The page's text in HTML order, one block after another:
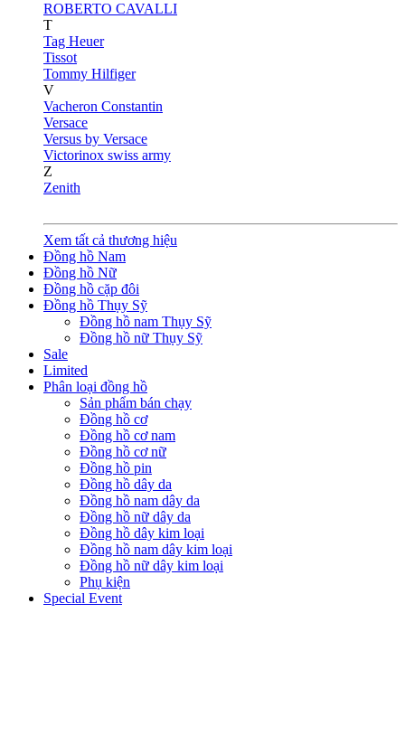
ROBERTO CAVALLI
T
Tag Heuer
Tissot
Tommy Hilfiger
V
Vacheron Constantin
Versace
Versus by Versace
Victorinox swiss army
Z
Zenith
Xem tất cả thương hiệu
Đồng hồ Nam
Đồng hồ Nữ
Đồng hồ cặp đôi
Đồng hồ Thụy Sỹ
Đồng hồ nam Thụy Sỹ
Đồng hồ nữ Thụy Sỹ
Sale
Limited
Phân loại đồng hồ
Sản phẩm bán chạy
Đồng hồ cơ
Đồng hồ cơ nam
Đồng hồ cơ nữ
Đồng hồ pin
Đồng hồ dây da
Đồng hồ nam dây da
Đồng hồ nữ dây da
Đồng hồ dây kim loại
Đồng hồ nam dây kim loại
Đồng hồ nữ dây kim loại
Phụ kiện
Special Event